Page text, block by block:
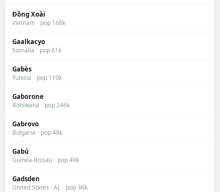
Đồng Xoài
Vietnam · pop 168k
Gaalkacyo
Somalia · pop 61k
Gabès
Tunisia · pop 110k
Gaborone
Botswana · pop 246k
Gabrovo
Bulgaria · pop 48k
Gabú
Guinea-Bissau · pop 49k
Gadsden
United States · AL · pop 36k